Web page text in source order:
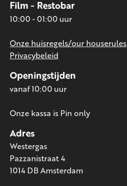
Adres
Westergas
Pazzanistraat 4
1014 DB Amsterdam
Openingstijden
vanaf 10:00 uur
Onze kassa is Pin only
Film - Restobar
10:00 - 01:00 uur
Onze huisregels/our houserules
Privacybeleid